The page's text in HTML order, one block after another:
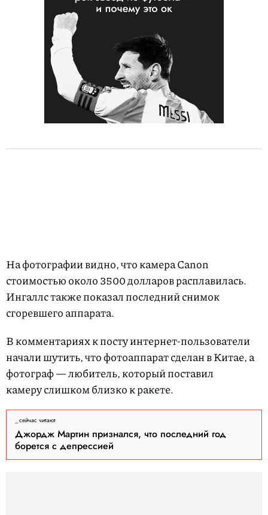
На фотографии видно, что камера Canon
стоимостью около 3500 долларов расплавилась.
Ингаллс также показал последний снимок
сгоревшего аппарата.
В комментариях к посту интернет-пользователи
начали шутить, что фотоаппарат сделан в Китае, а
фотограф — любитель, который поставил
камеру слишком близко к ракете.
сейчас читают
Джордж Мартин признался, что последний год
борется с депрессией